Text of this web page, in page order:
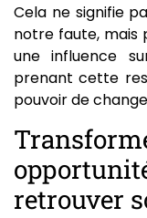
Cela ne signifie
notre faute, mais
une influence
prenant cette
pouvoir de
retrouver